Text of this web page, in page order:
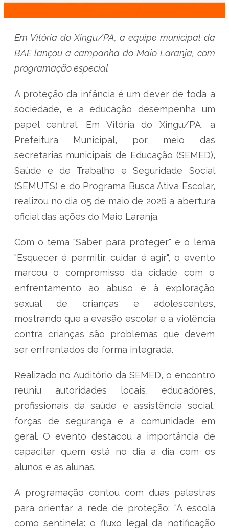
Em Vitória do Xingu/PA, a equipe municipal da
BAE lançou a campanha do Maio Laranja, com
programação especial
A proteção da infância é um dever de toda a
sociedade, e a educação desempenha um
papel central. Em Vitória do Xingu/PA, a
Prefeitura Municipal, por meio das
secretarias municipais de Educação (SEMED),
Saúde e de Trabalho e Seguridade Social
(SEMUTS) e do Programa Busca Ativa Escolar,
realizou no dia 05 de maio de 2026 a abertura
oficial das ações do Maio Laranja.
Com o tema "Saber para proteger" e o lema
"Esquecer é permitir, cuidar é agir", o evento
marcou o compromisso da cidade com o
enfrentamento ao abuso e à exploração
sexual de crianças e adolescentes,
mostrando que a evasão escolar e a violência
contra crianças são problemas que devem
ser enfrentados de forma integrada.
Realizado no Auditório da SEMED, o encontro
reuniu autoridades locais, educadores,
profissionais da saúde e assistência social,
forças de segurança e a comunidade em
geral. O evento destacou a importância de
capacitar quem está no dia a dia com os
alunos e as alunas.
A programação contou com duas palestras
para orientar a rede de proteção: “A escola
como sentinela: o fluxo legal da notificação